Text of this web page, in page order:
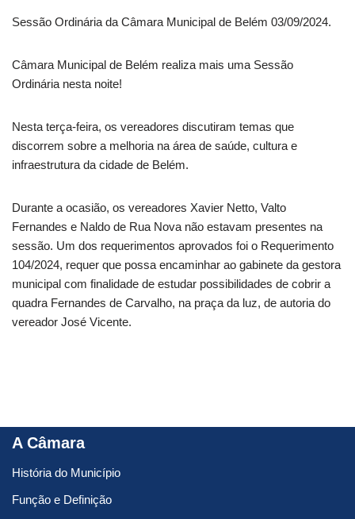
Sessão Ordinária da Câmara Municipal de Belém 03/09/2024.
Câmara Municipal de Belém realiza mais uma Sessão
Ordinária nesta noite!
Nesta terça-feira, os vereadores discutiram temas que
discorrem sobre a melhoria na área de saúde, cultura e
infraestrutura da cidade de Belém.
Durante a ocasião, os vereadores Xavier Netto, Valto
Fernandes e Naldo de Rua Nova não estavam presentes na
sessão. Um dos requerimentos aprovados foi o Requerimento
104/2024, requer que possa encaminhar ao gabinete da gestora
municipal com finalidade de estudar possibilidades de cobrir a
quadra Fernandes de Carvalho, na praça da luz, de autoria do
vereador José Vicente.
A Câmara
História do Município
Função e Definição